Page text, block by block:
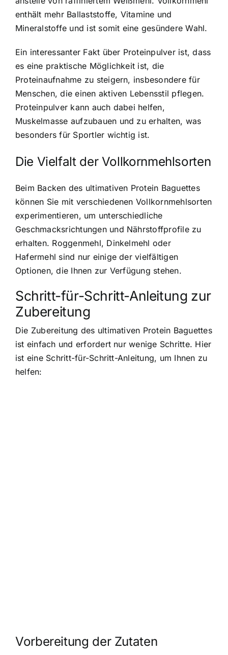
enthält mehr Ballaststoffe, Vitamine und
Mineralstoffe und ist somit eine gesündere Wahl.
Ein interessanter Fakt über Proteinpulver ist, dass
es eine praktische Möglichkeit ist, die
Proteinaufnahme zu steigern, insbesondere für
Menschen, die einen aktiven Lebensstil pflegen.
Proteinpulver kann auch dabei helfen,
Muskelmasse aufzubauen und zu erhalten, was
besonders für Sportler wichtig ist.
Die Vielfalt der Vollkornmehlsorten
Beim Backen des ultimativen Protein Baguettes
können Sie mit verschiedenen Vollkornmehlsorten
experimentieren, um unterschiedliche
Geschmacksrichtungen und Nährstoffprofile zu
erhalten. Roggenmehl, Dinkelmehl oder
Hafermehl sind nur einige der vielfältigen
Optionen, die Ihnen zur Verfügung stehen.
Schritt-für-Schritt-Anleitung zur
Zubereitung
Die Zubereitung des ultimativen Protein Baguettes
ist einfach und erfordert nur wenige Schritte. Hier
ist eine Schritt-für-Schritt-Anleitung, um Ihnen zu
helfen:
Vorbereitung der Zutaten